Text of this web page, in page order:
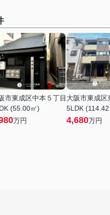
市東成区中本５丁目
(55.00㎡)
万円
大阪市東成区
5LDK
4,680万円